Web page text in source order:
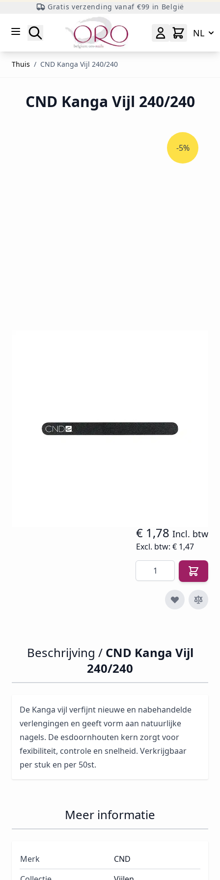
Gratis verzending vanaf €99 in België
Zoeken
NL
Thuis / CND Kanga Vijl 240/240
CND Kanga Vijl 240/240
-5%
€ 1,78 Incl. btw
Excl. btw: € 1,47
Aantal
Beschrijving / CND Kanga Vijl
240/240
De Kanga vijl verfijnt nieuwe en nabehandelde
verlengingen en geeft vorm aan natuurlijke
nagels. De esdoornhouten kern zorgt voor
fexibiliteit, controle en snelheid. Verkrijgbaar
per stuk en per 50st.
Meer informatie
Merk
CND